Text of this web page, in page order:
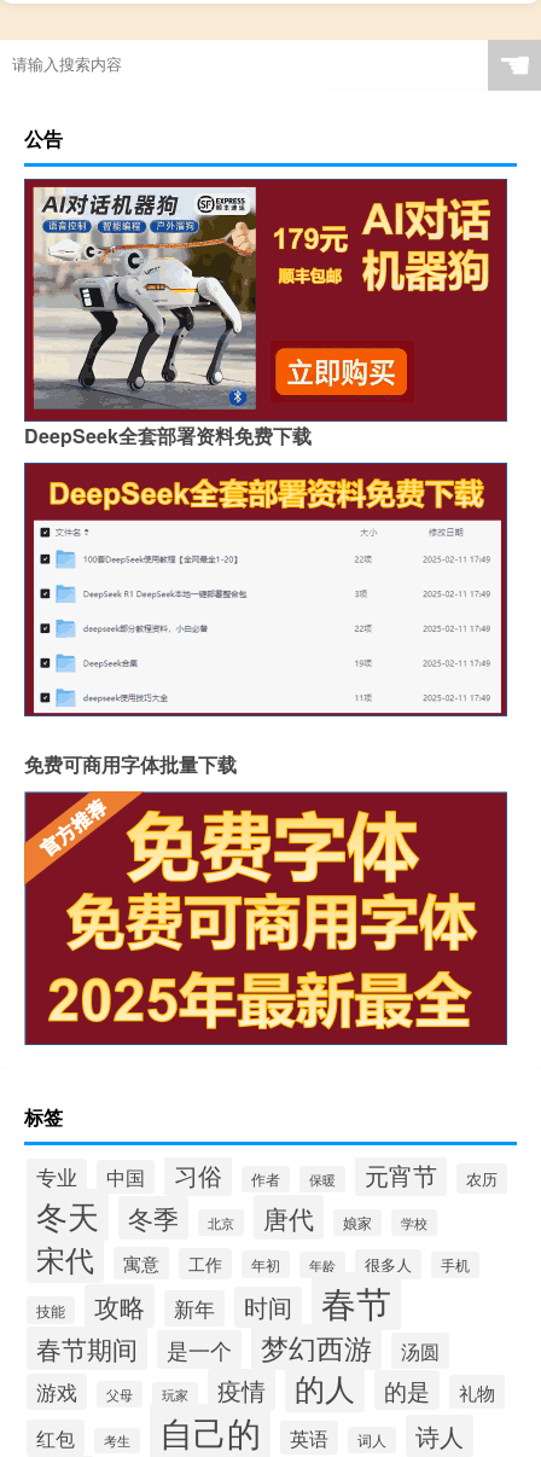
☚
公告
DeepSeek全套部署资料免费下载
免费可商用字体批量下载
标签
专业 中国 习俗 作者 保暖 元宵节 农历
冬天 冬季 北京 唐代 娘家 学校
宋代 寓意 工作 年初 年龄 很多人 手机
技能 攻略 新年 时间 春节
春节期间 是一个 梦幻西游
汤圆
游戏
父母 玩家 疫情 的人 的是 礼物
红包 考生 自己的 英语 词人
诗人